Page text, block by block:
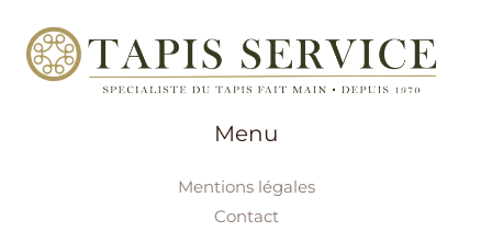
Menu
Mentions légales
Contact